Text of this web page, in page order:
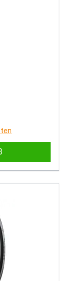
Informationen zum